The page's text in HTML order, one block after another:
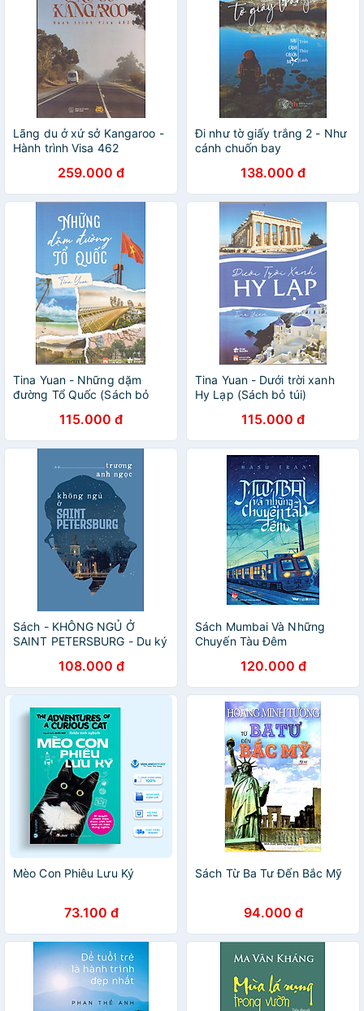
Lãng du ở xứ sở Kangaroo -
Hành trình Visa 462
259.000 đ
Đi như tờ giấy trắng 2 - Như
cánh chuốn bay
138.000 đ
Tina Yuan - Những dặm
đường Tổ Quốc (Sách bỏ
115.000 đ
Tina Yuan - Dưới trời xanh
Hy Lạp (Sách bỏ túi)
115.000 đ
Sách - KHÔNG NGỦ Ở
SAINT PETERSBURG - Du ký
108.000 đ
Sách Mumbai Và Những
Chuyến Tàu Đêm
120.000 đ
Mèo Con Phiêu Lưu Ký
73.100 đ
Sách Từ Ba Tư Đến Bắc Mỹ
94.000 đ